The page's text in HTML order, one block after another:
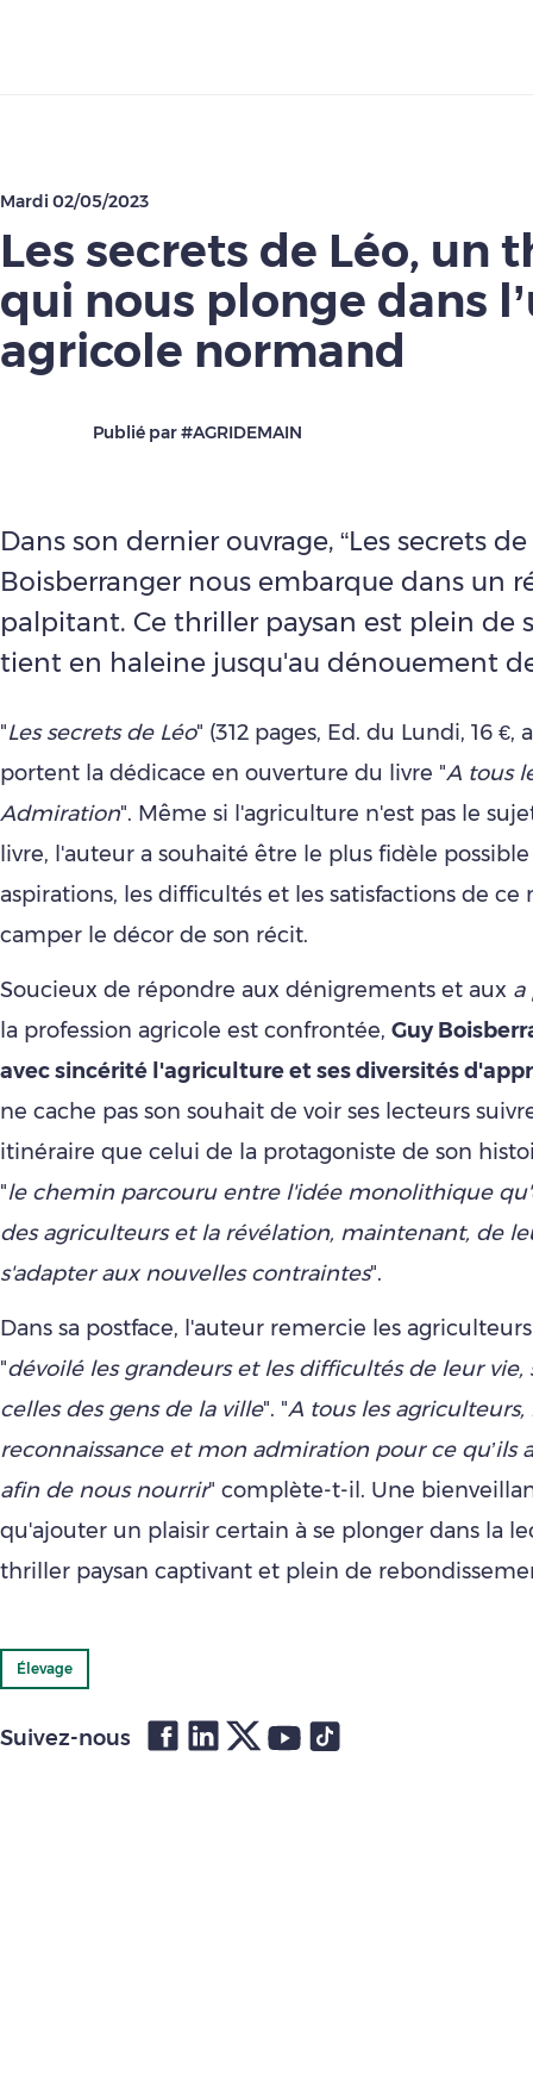
Mardi 02/05/2023
Les secrets de Léo, un
qui nous plonge dans
agricole normand
Publié par #AGRIDEMAIN
Dans son dernier ouvrage, “Les secrets de
Boisberranger nous embarque dans un
palpitant. Ce thriller paysan est plein de
tient en haleine jusqu'au dénouement
"Les secrets de Léo" (312 pages, Ed. du Lundi, 16 €,
portent la dédicace en ouverture du livre "A tous
Admiration". Même si l'agriculture n'est pas le
livre, l'auteur a souhaité être le plus fidèle possible
aspirations, les difficultés et les satisfactions de
camper le décor de son récit.
Soucieux de répondre aux dénigrements et aux a
la profession agricole est confrontée, Guy
avec sincérité l'agriculture et ses diversités
ne cache pas son souhait de voir ses lecteurs
itinéraire que celui de la protagoniste de son
"le chemin parcouru entre l'idée monolithique
des agriculteurs et la révélation, maintenant, de
s'adapter aux nouvelles contraintes".
Dans sa postface, l'auteur remercie les
"dévoilé les grandeurs et les difficultés de leur
celles des gens de la ville". "A tous les agriculteurs,
reconnaissance et mon admiration pour ce qu’ils
afin de nous nourrir" complète-t-il. Une
qu'ajouter un plaisir certain à se plonger dans la
thriller paysan captivant et plein de
Élevage
Suivez-nous